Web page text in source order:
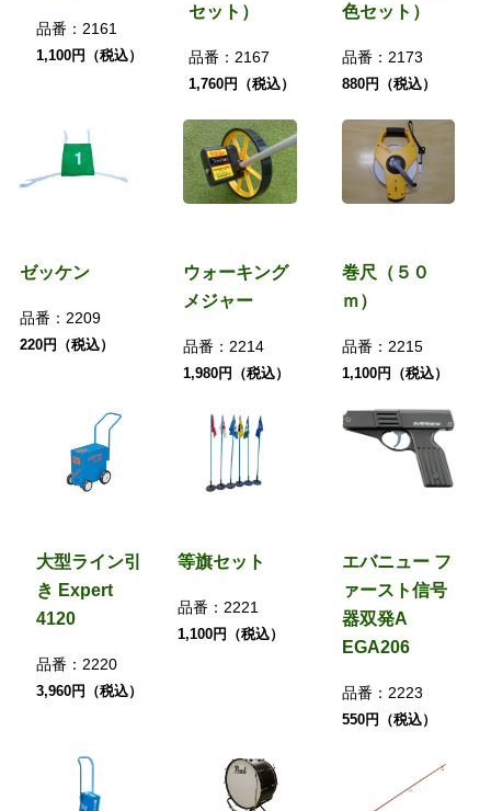
品番： 2161
1,100円（税込）
セット）
品番： 2167
1,760円（税込）
色セット）
品番： 2173
880円（税込）
ゼッケン
品番： 2209
220円（税込）
ウォーキング
メジャー
品番： 2214
1,980円（税込）
巻尺（５０
ｍ）
品番： 2215
1,100円（税込）
大型ライン引
き Expert
4120
品番： 2220
3,960円（税込）
等旗セット
品番： 2221
1,100円（税込）
エバニュー フ
ァースト信号
器双発A
EGA206
品番： 2223
550円（税込）